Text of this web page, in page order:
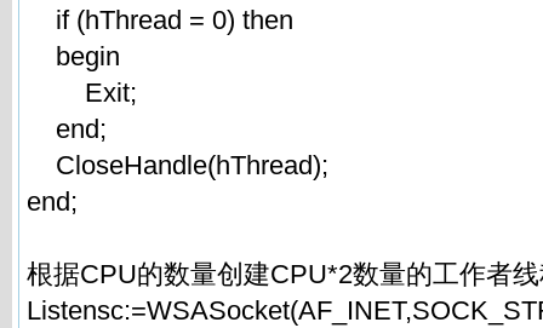
if (hThread = 0) then
begin
Exit;
end;
CloseHandle(hThread);
end;
根据CPU的数量创建CPU*2数量的工作者